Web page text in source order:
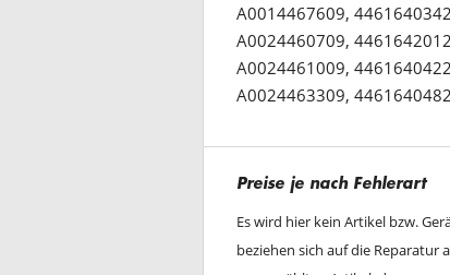
A0014467609,
A0024460709,
A0024461009,
A0024463309, 4461640482
Preise je nach Fehlerart
Es wird hier kein Artikel bzw.
beziehen sich auf die Reparatur